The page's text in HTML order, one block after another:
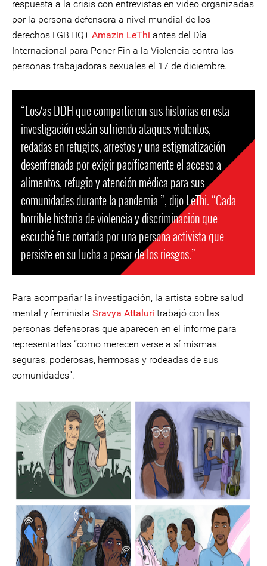
respuesta a la crisis con entrevistas en video organizadas
por la persona defensora a nivel mundial de los
derechos LGBTIQ+ Amazin LeThi antes del Día
Internacional para Poner Fin a la Violencia contra las
personas trabajadoras sexuales el 17 de diciembre.
“Los/as DDH que compartieron sus historias en esta
investigación están sufriendo ataques violentos,
redadas en refugios, arrestos y una estigmatización
desenfrenada por exigir pacíficamente el acceso a
alimentos, refugio y atención médica para sus
comunidades durante la pandemia ”, dijo LeThi. “Cada
horrible historia de violencia y discriminación que
escuché fue contada por una persona activista que
persiste en su lucha a pesar de los riesgos.”
Para acompañar la investigación, la artista sobre salud
mental y feminista Sravya Attaluri trabajó con las
personas defensoras que aparecen en el informe para
representarlas “como merecen verse a sí mismas:
seguras, poderosas, hermosas y rodeadas de sus
comunidades”.